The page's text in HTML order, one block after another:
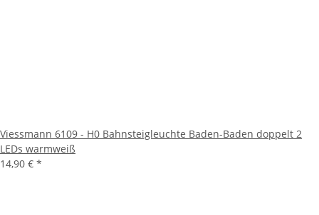
Viessmann 6109 - H0 Bahnsteigleuchte Baden-Baden doppelt 2
LEDs warmweiß
14,90 € *